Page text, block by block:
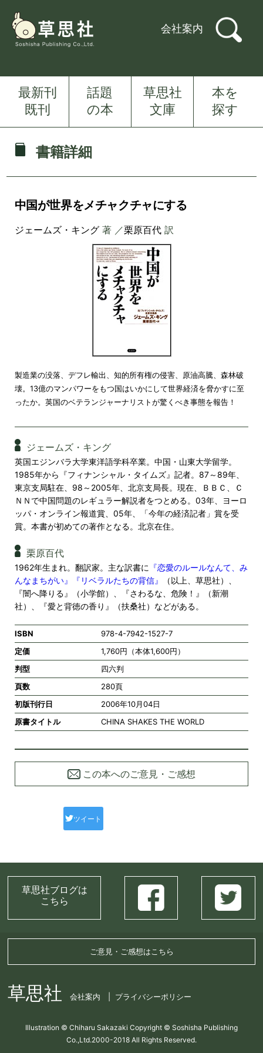
会社案内
最新刊
既刊
話題
の本
草思社
文庫
本を
探す
書籍詳細
中国が世界をメチャクチャにする
ジェームズ・キング著 ／栗原百代訳
製造業の没落、デフレ輸出、知的所有権の侵害、原油高騰、森林破
壊。13億のマンパワーをもつ国はいかにして世界経済を脅かすに至
ったか。英国のベテランジャーナリストが驚くべき事態を報告！
ジェームズ・キング
英国エジンバラ大学東洋語学科卒業。中国・山東大学留学。
1985年から『フィナンシャル・タイムズ』記者。87～89年、
東京支局駐在、98～2005年、北京支局長。現在、ＢＢＣ、Ｃ
ＮＮで中国問題のレギュラー解説者をつとめる。03年、ヨーロ
ッパ・オンライン報道賞、05年、「今年の経済記者」賞を受
賞。本書が初めての著作となる。北京在住。
栗原百代
1962年生まれ。翻訳家。主な訳書に 『恋愛のルールなんて、み
んなまちがい』
『リベラルたちの背信』
（以上、草思社）、
『闇へ降りる』（小学館）、『さわるな、危険！』（新潮
社）、『愛と背徳の香り』（扶桑社）などがある。
ISBN
978-4-7942-1527-7
定価
1,760円（本体1,600円）
判型
四六判
頁数
280頁
初版刊行日
2006年10月04日
原書タイトル
CHINA SHAKES THE WORLD
この本へのご意見・ご感想
ツイート
草思社ブログは
こちら
ご意見・ご感想はこちら
草思社 会社案内 プライバシーポリシー
Illustration © Chiharu Sakazaki Copyright © Soshisha Publishing
Co.,Ltd.2000-2018 All Rights Reserved.